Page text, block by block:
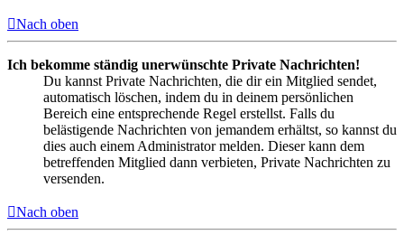
Nach oben
Ich bekomme ständig unerwünschte Private Nachrichten!
Du kannst Private Nachrichten, die dir ein Mitglied sendet,
automatisch löschen, indem du in deinem persönlichen
Bereich eine entsprechende Regel erstellst. Falls du
belästigende Nachrichten von jemandem erhältst, so kannst du
dies auch einem Administrator melden. Dieser kann dem
betreffenden Mitglied dann verbieten, Private Nachrichten zu
versenden.
Nach oben